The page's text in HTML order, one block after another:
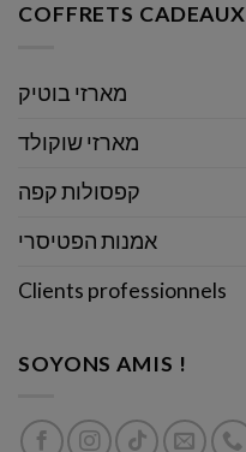
COFFRETS CADEAUX
מארזי בוטיק
מארזי שוקולד
קפסולות קפה
אמנות הפטיסרי
Clients professionnels
SOYONS AMIS !